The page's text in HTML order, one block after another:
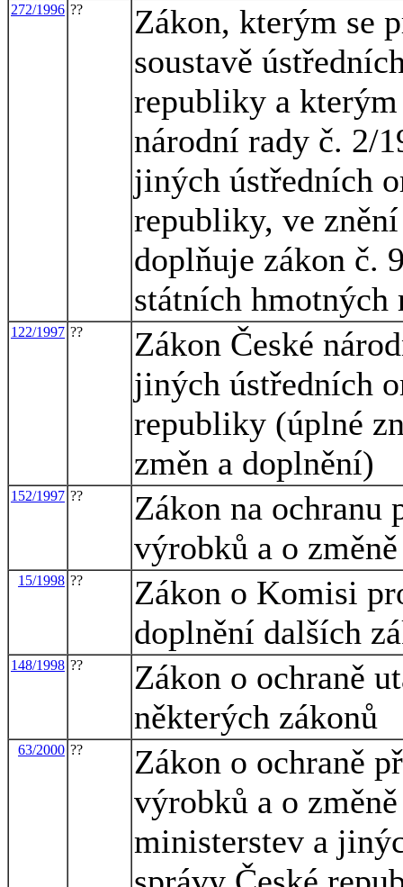
272/1996 ??
Zákon, kterým se
soustavě
republiky a kterým
národní rady č. 2/
jiných ústředních
republiky, ve
doplňuje zákon č.
státních hmotných
122/1997 ??
Zákon České
jiných ústředních
republiky (úplné
změn a doplnění)
152/1997 ??
Zákon na ochranu
výrobků a o
15/1998 ??
Zákon o Komisi
doplnění dalších
148/1998 ??
Zákon o ochraně
některých zákonů
63/2000 ??
Zákon o ochraně
výrobků a o
ministerstev a